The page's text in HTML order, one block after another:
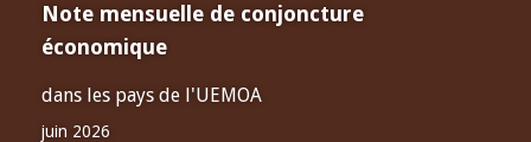
Note mensuelle de conjoncture
économique
dans les pays de l'UEMOA
juin 2026